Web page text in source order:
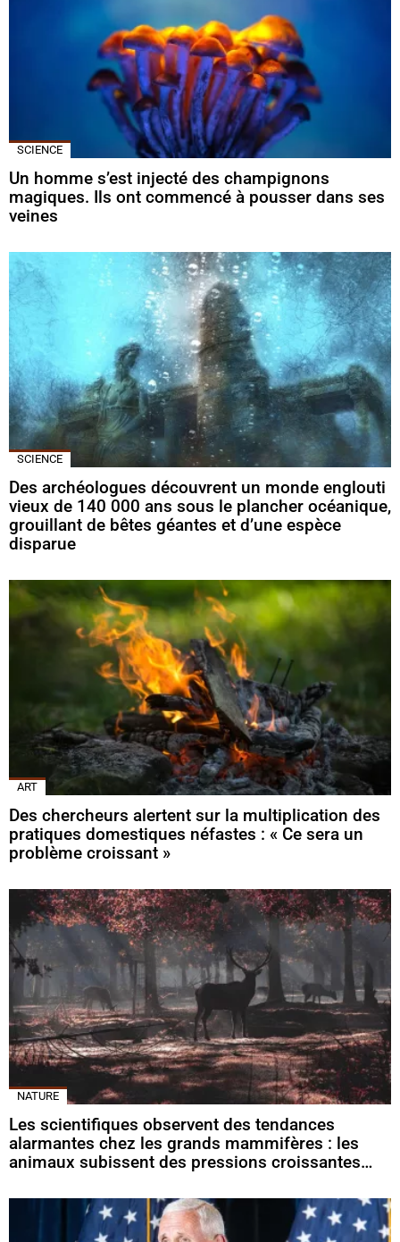
SCIENCE
Un homme s’est injecté des champignons
magiques. Ils ont commencé à pousser dans ses
veines
SCIENCE
Des archéologues découvrent un monde englouti
vieux de 140 000 ans sous le plancher océanique,
grouillant de bêtes géantes et d’une espèce
disparue
ART
Des chercheurs alertent sur la multiplication des
pratiques domestiques néfastes : « Ce sera un
problème croissant »
NATURE
Les scientifiques observent des tendances
alarmantes chez les grands mammifères : les
animaux subissent des pressions croissantes…